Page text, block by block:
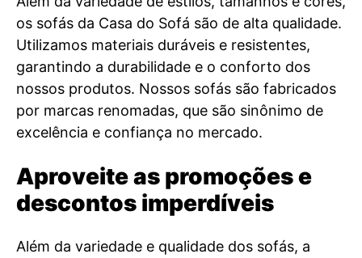
os sofás da Casa do Sofá são de alta qualidade.
Utilizamos materiais duráveis e resistentes,
garantindo a durabilidade e o conforto dos
nossos produtos. Nossos sofás são fabricados
por marcas renomadas, que são sinônimo de
excelência e confiança no mercado.
Aproveite as promoções e
descontos imperdíveis
Além da variedade e qualidade dos sofás, a